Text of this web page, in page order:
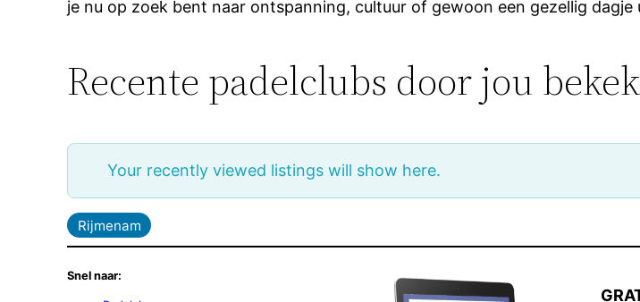
je nu op zoek bent naar ontspanning, cultuur of gewoon een gezellig dagje
Recente padelclubs door jou
Your recently viewed listings will show here.
Rijmenam
Snel naar: